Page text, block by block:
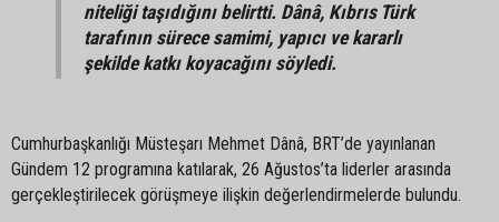
niteliği taşıdığını belirtti. Dânâ, Kıbrıs Türk
tarafının sürece samimi, yapıcı ve kararlı
şekilde katkı koyacağını söyledi.
Cumhurbaşkanlığı Müsteşarı Mehmet Dânâ, BRT’de yayınlanan
Gündem 12 programına katılarak, 26 Ağustos’ta liderler arasında
gerçekleştirilecek görüşmeye ilişkin değerlendirmelerde bulundu.